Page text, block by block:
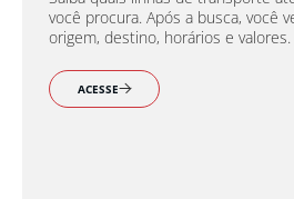
você procura. Após a busca, você
origem, destino, horários e valores.
ACESSE